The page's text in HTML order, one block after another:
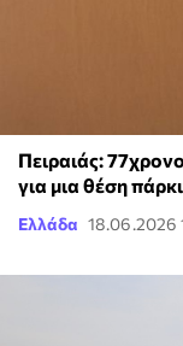
Πειραιάς:
για μια θέση
Ελλάδα 18.06.2026